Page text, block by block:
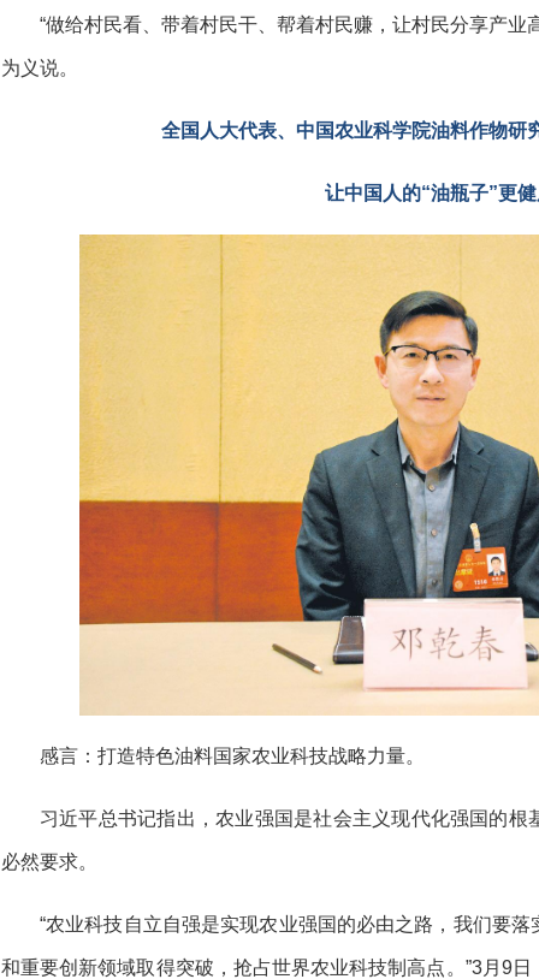
“做给村民看、带着村民干、帮着村民赚，让村民分享产业
为义说。
全国人大代表、中国农业科学院油料作物
让中国人的“油瓶子”更
感言： 打造特色油料国家农业科技战略力量。
习近平总书记指出，农业强国是社会主义现代化强国的
必然要求。
“农业科技自立自强是实现农业强国的必由之路，我们要
和重要创新领域取得突破，抢占世界农业科技制高点。”3月9